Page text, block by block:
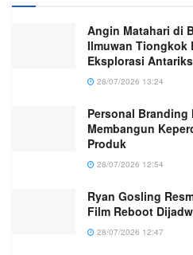
Angin Matahari di
Ilmuwan Tiongkok
Eksplorasi
28/07/2026 13:24
Personal Branding
Membangun
Produk
28/07/2026 12:54
Ryan Gosling
Film Reboot
28/07/2026 12:47